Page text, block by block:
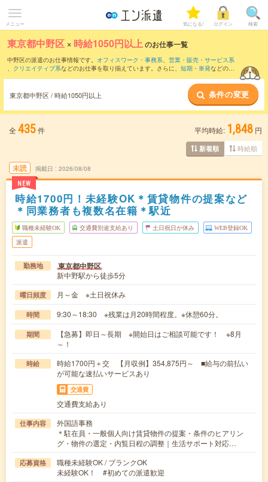
メニュー 気になる! ログイン 検索
東京都中野区 × 時給1050円以上のお仕事一覧
中野区の派遣のお仕事情報です。 オフィスワーク・事務系、 営業・販売・サービス系
、 クリエイティブ系などのお仕事を取り揃えています。さらに、 短期 ・ 単発などの期
時給1250円以上 ・1800円以上の求人はこちら
当サイトでは法令を遵守し、最低賃金以上の求人のみを掲載しています。
東京都中野区 / 時給1050円以上 条件の変更
全 435件 平均時給: 1,848 円
新着順 時給順
未読
NEW
掲載日 2026/08/08
時給1700円！未経験OK＊賃貸物件の提案など
＊同業務者も複数名在籍＊駅近
職種未経験OK 交通費別途支給あり 土日祝日が休み WEB登録OK
派遣
勤務地 東京都中野区
新中野駅から徒歩5分
曜日頻度 月～金 ※土日祝休み
時間 9:30～18:30 ※残業は月20時間程度。※休憩60分。
期間
【急募】即日～長期 ※開始日はご相談可能です！ ※8月
～！
時給
時給1700円＋交 【月収例】354,875円～ ■給与の前払い
が可能な速払いサービスあり
交通費
交通費支給あり
仕事内容
外国語事務
＊駐在員・一般個人向け賃貸物件の提案・条件のヒアリン
グ・物件の選定・内覧日程の調整｜生活サポート対応…
応募資格
職種未経験OK / ブランクOK
未経験OK！ #初めての派遣歓迎